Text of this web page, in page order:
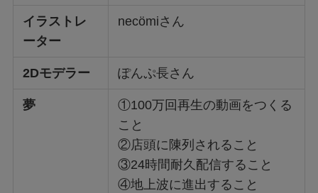
イラストレ
ーター
necömiさん
2Dモデラー ぽんぷ長さん
夢
①100万回再生の動画をつくる
こと
②店頭に陳列されること
③24時間耐久配信すること
④地上波に進出すること